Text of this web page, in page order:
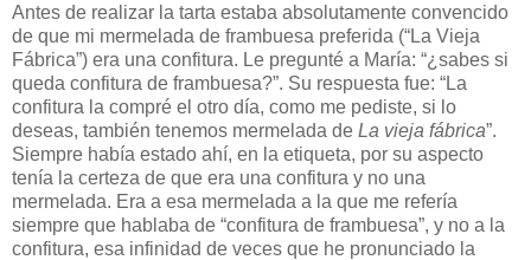
Antes de realizar la tarta estaba absolutamente convencido
de que mi mermelada de frambuesa preferida (“La Vieja
Fábrica”) era una confitura. Le pregunté a María: “¿sabes si
queda confitura de frambuesa?”. Su respuesta fue: “La
confitura la compré el otro día, como me pediste, si lo
deseas, también tenemos mermelada de La vieja fábrica”.
Siempre había estado ahí, en la etiqueta, por su aspecto
tenía la certeza de que era una confitura y no una
mermelada. Era a esa mermelada a la que me refería
siempre que hablaba de “confitura de frambuesa”, y no a la
confitura, esa infinidad de veces que he pronunciado la